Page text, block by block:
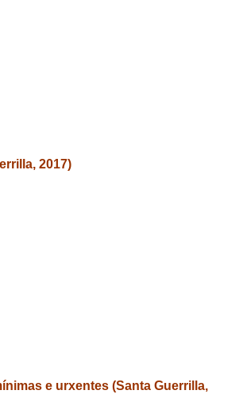
2017)
e urxentes (Santa Guerrilla,